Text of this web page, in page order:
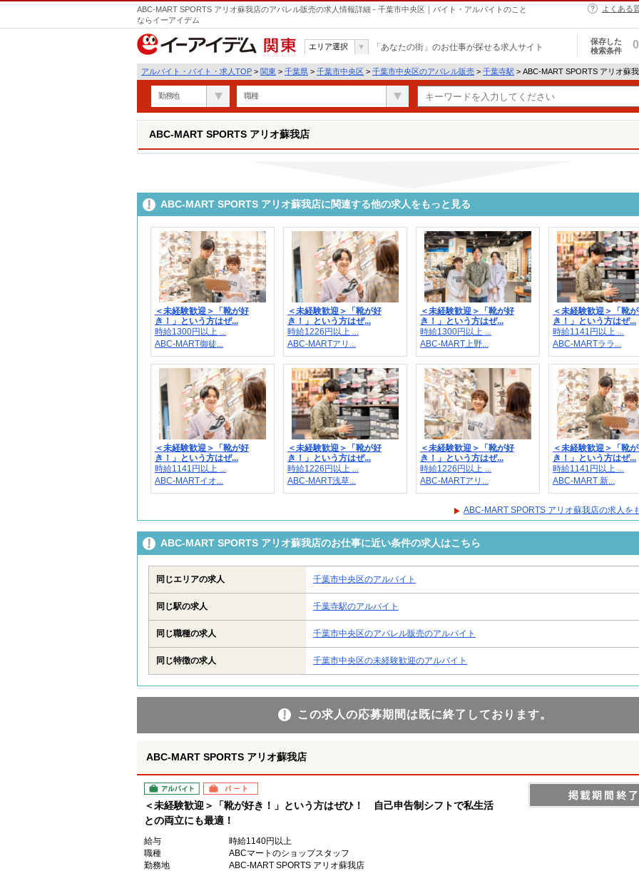
ABC-MART SPORTS アリオ蘇我店のアパレル販売の求人情報詳細 - 千葉市中央区｜バイト・アルバイトのこと
ならイーアイデム
よくある
関東
エリア選択 「あなたの街」のお仕事が探せる求人サイト
保存した
検索条件
0
アルバイト・バイト・求人TOP > 関東 > 千葉県 > 千葉市中央区 > 千葉市中央区のアパレル販売 > 千葉寺駅 > ABC-MART SPORTS アリオ蘇
勤務地 職種
ABC-MART SPORTS アリオ蘇我店
ABC-MART SPORTS アリオ蘇我店に関連する他の求人をもっと見る
＜未経験歓迎＞「靴が好
き！」という方はぜ...
時給1300円以上 ...
ABC-MART御徒...
＜未経験歓迎＞「靴が好
き！」という方はぜ...
時給1226円以上 ...
ABC-MARTアリ...
＜未経験歓迎＞「靴が好
き！」という方はぜ...
時給1300円以上 ...
ABC-MART上野...
＜未経験歓迎＞「靴
き！」という方はぜ...
時給1141円以上 ...
ABC-MARTララ...
＜未経験歓迎＞「靴が好
き！」という方はぜ...
時給1141円以上 ...
ABC-MARTイオ...
＜未経験歓迎＞「靴が好
き！」という方はぜ...
時給1226円以上 ...
ABC-MART浅草...
＜未経験歓迎＞「靴が好
き！」という方はぜ...
時給1226円以上 ...
ABC-MARTアリ...
＜未経験歓迎＞「靴
き！」という方はぜ...
時給1141円以上 ...
ABC-MART 新...
ABC-MART SPORTS アリオ蘇我店の求人を
ABC-MART SPORTS アリオ蘇我店のお仕事に近い条件の求人はこちら
同じエリアの求人 千葉市中央区のアルバイト
同じ駅の求人 千葉寺駅のアルバイト
同じ職種の求人 千葉市中央区のアパレル販売のアルバイト
同じ特徴の求人 千葉市中央区の未経験歓迎のアルバイト
この求人の応募期間は既に終了しております。
ABC-MART SPORTS アリオ蘇我店
アルバイト パート
＜未経験歓迎＞「靴が好き！」という方はぜひ！ 自己申告制シフトで私生活
との両立にも最適！
給与
時給1140円以上
職種
ABCマートのショップスタッフ
勤務地
ABC-MART SPORTS アリオ蘇我店